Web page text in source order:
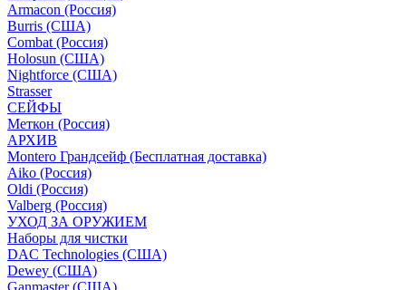
Armacon (Россия)
Burris (США)
Combat (Россия)
Holosun (США)
Nightforce (США)
Strasser
СЕЙФЫ
Меткон (Россия)
АРХИВ
Montero Грандсейф (Бесплатная доставка)
Aiko (Россия)
Oldi (Россия)
Valberg (Россия)
УХОД ЗА ОРУЖИЕМ
Наборы для чистки
DAC Technologies (США)
Dewey (США)
Ganmaster (США)